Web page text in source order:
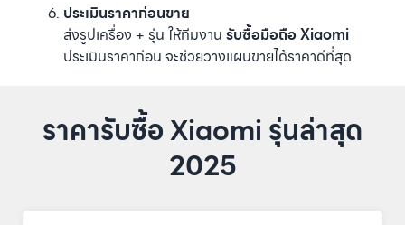
ประเมินราคาก่อนขาย
ส่งรูปเครื่อง + รุ่น ให้ทีมงาน รับซื้อมือถือ Xiaomi
ประเมินราคาก่อน จะช่วยวางแผนขายได้ราคาดีที่สุด
ราคารับซื้อ Xiaomi รุ่นล่าสุด
2025